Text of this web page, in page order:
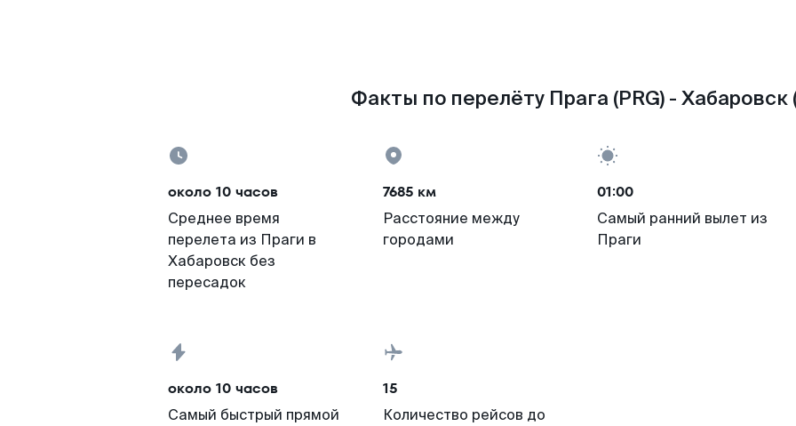
Факты по перелёту Прага (PRG) - Хабаровск
около 10 часов
Среднее время
перелета из Праги в
Хабаровск без
пересадок
7685 км
Расстояние между
городами
01:00
Самый ранний вылет из
Праги
около 10 часов
Самый быстрый прямой
15
Количество рейсов до